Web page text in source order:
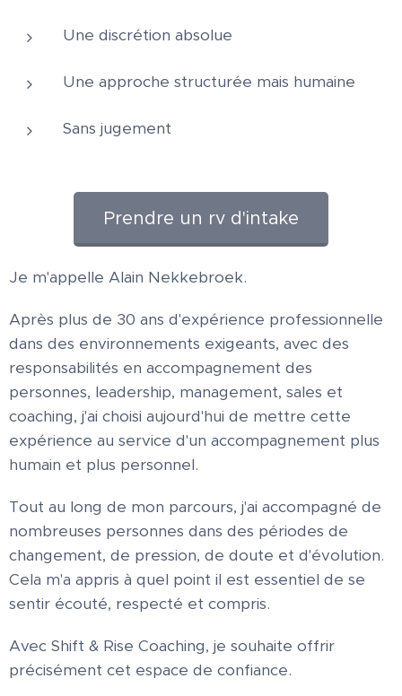
Une discrétion absolue
Une approche structurée mais humaine
Sans jugement
Prendre un rv d'intake
Je m'appelle Alain Nekkebroek.
Après plus de 30 ans d'expérience professionnelle
dans des environnements exigeants, avec des
responsabilités en accompagnement des
personnes, leadership, management, sales et
coaching, j'ai choisi aujourd'hui de mettre cette
expérience au service d'un accompagnement plus
humain et plus personnel.
Tout au long de mon parcours, j'ai accompagné de
nombreuses personnes dans des périodes de
changement, de pression, de doute et d'évolution.
Cela m'a appris à quel point il est essentiel de se
sentir écouté, respecté et compris.
Avec Shift & Rise Coaching, je souhaite offrir
précisément cet espace de confiance.